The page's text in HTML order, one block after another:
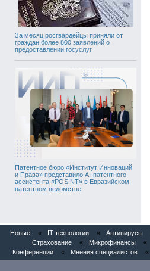
За месяц росгвардейцы приняли от
граждан более 800 заявлений о
предоставлении госуслуг
Патентное бюро «Институт Инноваций
и Права» представило AI-патентного
ассистента «POSINT» в Евразийском
патентном ведомстве
Новые « IT технологии « Антивирусы
Страхование
« Микрофинансы «
Конференции
« Мнения специалистов «